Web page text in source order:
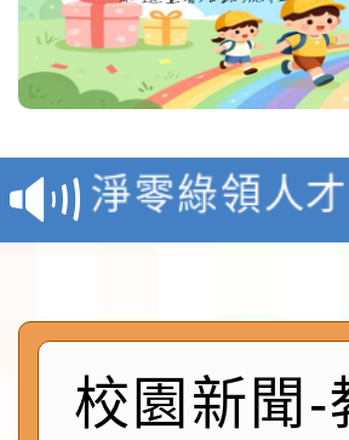
教育部校安
報
淨零綠領人
檢送桃園市
及師生本土
實施要點各1
115年食農
程
函轉國家通
校園新聞-